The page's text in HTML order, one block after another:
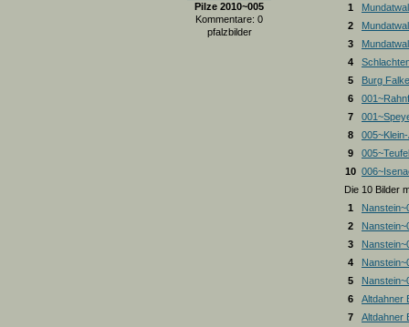
Pilze 2010~005
Kommentare: 0
pfalzbilder
1
2
3
4
5
Burg
6
7
8
9
10
Die 10 Bilder
1
2
3
4
5
6
Altdahner
7
Altdahner